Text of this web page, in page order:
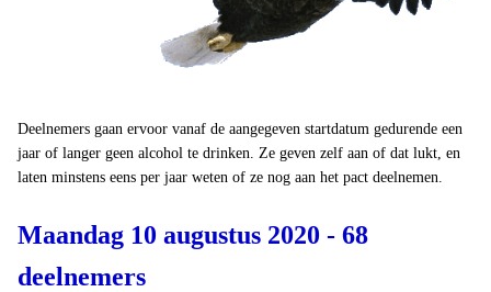
Deelnemers gaan ervoor vanaf de aangegeven startdatum gedurende een
jaar of langer geen alcohol te drinken. Ze geven zelf aan of dat lukt, en
laten minstens eens per jaar weten of ze nog aan het pact deelnemen.
Maandag 10 augustus 2020 - 68
deelnemers